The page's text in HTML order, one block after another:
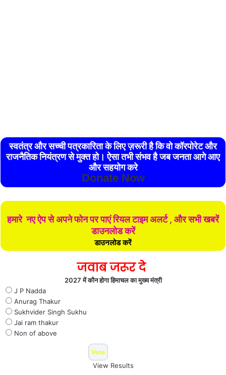
स्वतंत्र और सच्ची पत्रकारिता के लिए ज़रूरी है कि वो कॉरपोरेट और
राजनैतिक नियंत्रण से मुक्त हो। ऐसा तभी संभव है जब जनता आगे आए
और सहयोग करे
Donate Now
हमारे नए ऐप से अपने फोन पर पाएं रियल टाइम अलर्ट , और सभी खबरें
डाउनलोड करें
डाउनलोड करें
जवाब जरूर दे
2027 में कौन होगा हिमाचल का मुख्य मंत्री
J P Nadda
Anurag Thakur
Sukhvider Singh Sukhu
Jai ram thakur
Non of above
View Results